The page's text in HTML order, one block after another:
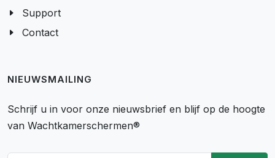
Support
Contact
NIEUWSMAILING
Schrijf u in voor onze nieuwsbrief en blijf op de hoogte
van Wachtkamerschermen®